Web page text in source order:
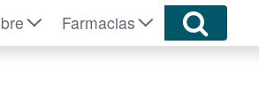
Farmacias